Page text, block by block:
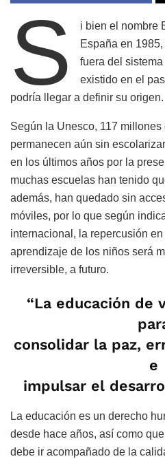
S
i bien el nombre
España en
fuera del
existido en el
podría llegar a definir su origen.
Según la Unesco, 117
permanecen aún sin
en los últimos años por la
muchas escuelas han tenido
además, han quedado sin
móviles, por lo que según
internacional, la repercusión en
aprendizaje de los niños será
irreversible, a futuro.
“La educación de
consolidar la paz,
e
impulsar el
La educación es un derecho
desde hace años, así como
debe ir acompañado de la